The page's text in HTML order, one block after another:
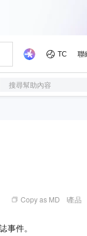
搜尋幫助內容
Copy as MD 產品
事件。